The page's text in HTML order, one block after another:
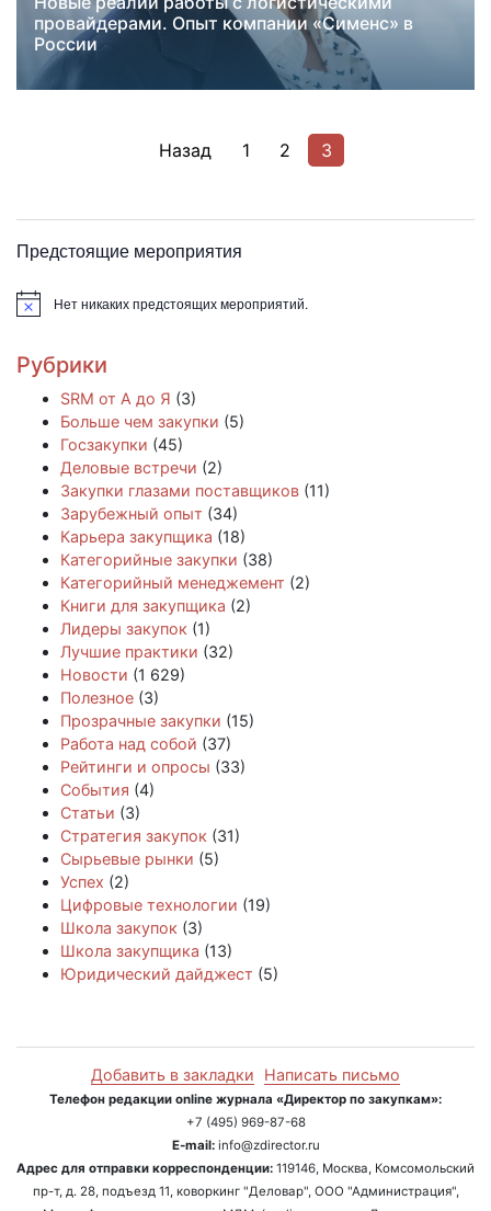
Категорийные закупки
Лучшие практики
провайдерами. Опыт компании «Сименс» в
России
Пагинация
Назад 1 2 3
Предстоящие мероприятия
ЗаметкаНет никаких предстоящих мероприятий.
Рубрики
SRM от А до Я (3)
Больше чем закупки (5)
Госзакупки (45)
Деловые встречи (2)
Закупки глазами поставщиков (11)
Зарубежный опыт (34)
Карьера закупщика (18)
Категорийные закупки (38)
Категорийный менеджемент (2)
Книги для закупщика (2)
Лидеры закупок (1)
Лучшие практики (32)
Новости (1 629)
Полезное (3)
Прозрачные закупки (15)
Работа над собой (37)
Рейтинги и опросы (33)
События (4)
Статьи (3)
Стратегия закупок (31)
Сырьевые рынки (5)
Успех (2)
Цифровые технологии (19)
Школа закупок (3)
Школа закупщика (13)
Юридический дайджест (5)
Добавить в закладки Написать письмо
Телефон редакции online журнала «Директор по закупкам»:
+7 (495) 969-87-68
E-mail:info@zdirector.ru
Адрес для отправки корреспонденции: 119146, Москва, Комсомольский
пр-т, д. 28, подъезд 11, коворкинг "Деловар", ООО "Администрация",